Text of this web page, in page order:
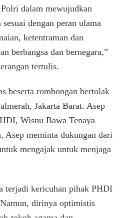
dalam mewujudkan
dengan peran ulama
ketentraman dan
berbangsa dan bernegara,”
tertulis.
beserta rombongan bertolak
Jakarta Barat. Asep
Wisnu Bawa Tenaya
Asep meminta dukungan dari
mengajak untuk menjaga
terjadi kericuhan pihak PHDI
dirinya optimistis